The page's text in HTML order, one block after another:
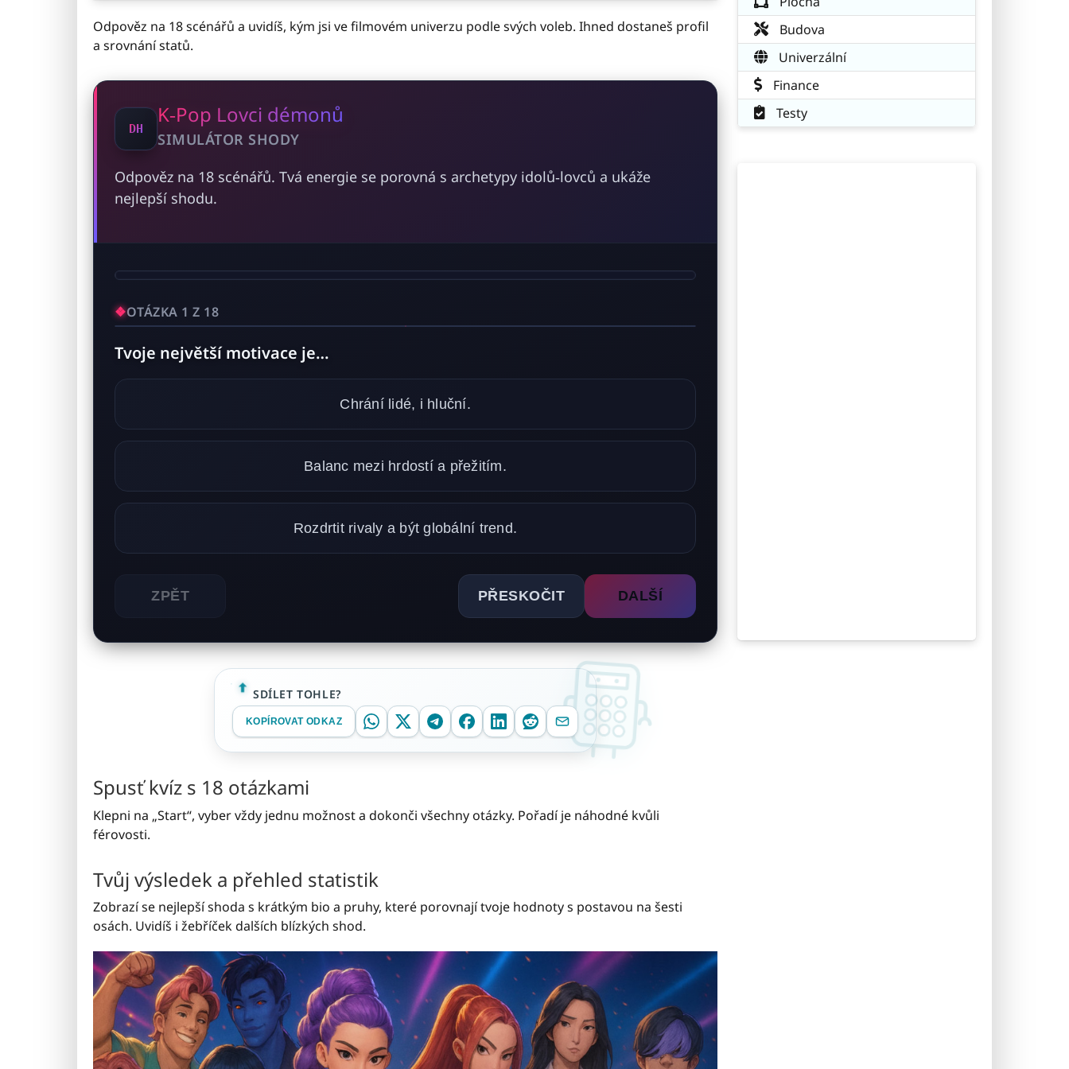
Odpověz na 18 scénářů a uvidíš, kým jsi ve filmovém univerzu podle svých voleb. Ihned dostaneš profil
a srovnání statů.
K‑Pop Lovci démonů
SIMULÁTOR SHODY
Odpověz na 18 scénářů. Tvá energie se porovná s archetypy idolů‑lovců a ukáže
nejlepší shodu.
OTÁZKA 1 Z 18
Tvoje největší motivace je…
Chrání lidé, i hluční.
Balanc mezi hrdostí a přežitím.
Rozdrtit rivaly a být globální trend.
ZPĚT PŘESKOČIT DALŠÍ
SDÍLET TOHLE?
KOPÍROVAT ODKAZ
Spusť kvíz s 18 otázkami
Klepni na „Start“, vyber vždy jednu možnost a dokonči všechny otázky. Pořadí je náhodné kvůli
férovosti.
Tvůj výsledek a přehled statistik
Zobrazí se nejlepší shoda s krátkým bio a pruhy, které porovnají tvoje hodnoty s postavou na šesti
osách. Uvidíš i žebříček dalších blízkých shod.
Budova
Univerzální
Finance
Testy